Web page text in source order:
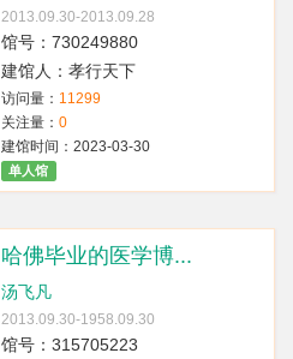
2013.09.30-2013.09.28
馆号：730249880
建馆人：孝行天下
访问量： 11299
关注量： 0
建馆时间：2023-03-30
单人馆
哈佛毕业的医学博...
汤飞凡
2013.09.30-1958.09.30
馆号：315705223